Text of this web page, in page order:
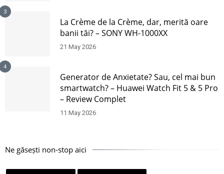
3
La Crème de la Crème, dar, merită oare
banii tăi? – SONY WH-1000XX
21 May 2026
4
Generator de Anxietate? Sau, cel mai bun
smartwatch? – Huawei Watch Fit 5 & 5 Pro
– Review Complet
11 May 2026
Ne găsești non-stop aici